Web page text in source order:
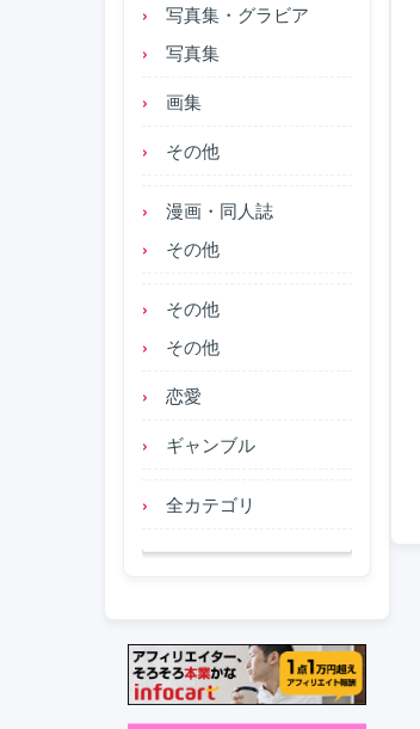
写真集・グラビア
写真集
画集
その他
漫画・同人誌
その他
その他
その他
恋愛
ギャンブル
全カテゴリ